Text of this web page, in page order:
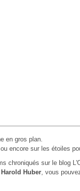
en gros plan.
encore sur les étoiles
chroniqués sur le blog
Harold Huber, vous